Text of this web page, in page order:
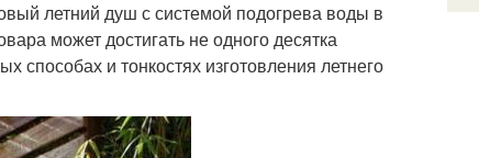
летний душ с системой подогрева воды в
может достигать не одного десятка
способах и тонкостях изготовления летнего